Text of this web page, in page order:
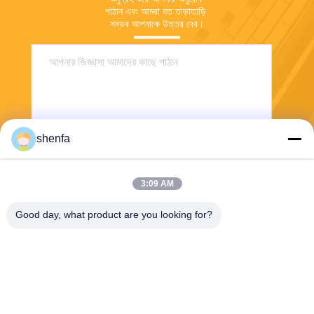
পাঠান এবং আমরা যত তাড়াতাড়ি
সম্ভব আপনাকে উত্তর দেব।
shenfa
3:09 AM
Good day, what product are you looking for?